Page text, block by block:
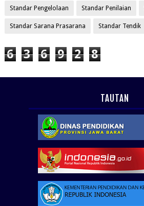
Standar Pengelolaan Standar Penilaian
Standar Sarana Prasarana Standar Tendik
6 3 6 9 2 8
TAUTAN